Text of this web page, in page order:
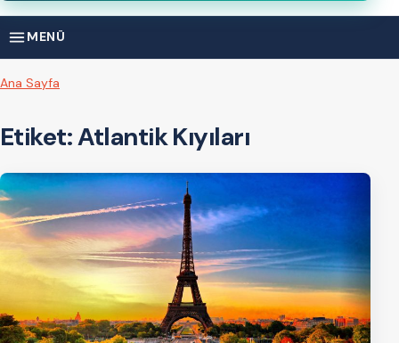
MENÜ
Ana Sayfa
Etiket:Atlantik Kıyıları